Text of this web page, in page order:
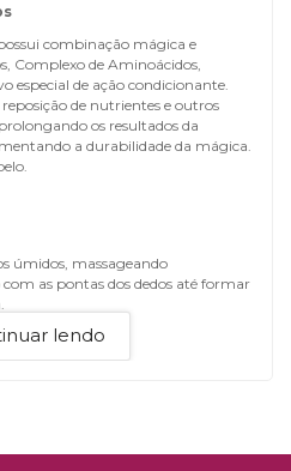
combinação mágica e
Complexo de Aminoácidos,
especial de ação condicionante.
de nutrientes e outros
os resultados da
a durabilidade da mágica.
úmidos, massageando
as pontas dos dedos até formar
lendo